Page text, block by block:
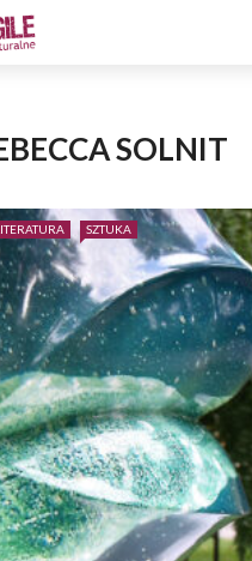
SOLNIT
SZTUKA